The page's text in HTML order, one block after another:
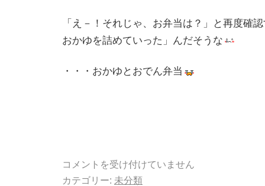
「え－！それじゃ、お弁当は？」と再度確
おかゆを詰めていった」んだそうな
・・・おかゆとおでん弁当
コメントを受け付けていません
カテゴリー: 未分類